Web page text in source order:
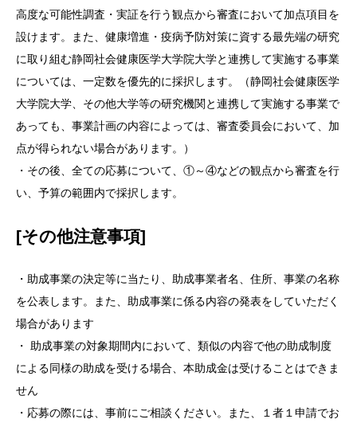
高度な可能性調査・実証を行う観点から審査において加点項目を
設けます。また、健康増進・疫病予防対策に資する最先端の研究
に取り組む静岡社会健康医学大学院大学と連携して実施する事業
については、一定数を優先的に採択します。（静岡社会健康医学
大学院大学、その他大学等の研究機関と連携して実施する事業で
あっても、事業計画の内容によっては、審査委員会において、加
点が得られない場合があります。）
・その後、全ての応募について、①～④などの観点から審査を行
い、予算の範囲内で採択します。
[その他注意事項]
・助成事業の決定等に当たり、助成事業者名、住所、事業の名称
を公表します。また、助成事業に係る内容の発表をしていただく
場合があります
・ 助成事業の対象期間内において、類似の内容で他の助成制度
による同様の助成を受ける場合、本助成金は受けることはできま
せん
・応募の際には、事前にご相談ください。また、１者１申請でお